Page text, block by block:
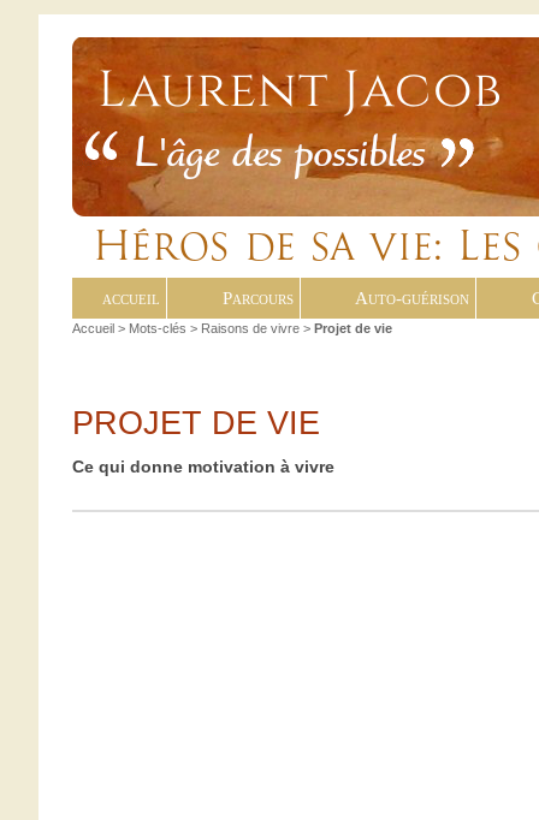
accueil Parcours Auto-guérison
Accueil > Mots-clés > Raisons de vivre > Projet de vie
PROJET DE VIE
Ce qui donne motivation à vivre